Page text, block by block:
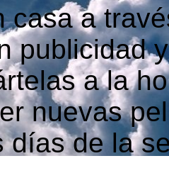
casa a
publicidad
a la
nuevas
días de la